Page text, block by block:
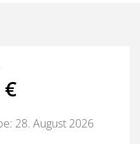
28. August 2026